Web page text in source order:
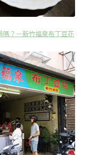
嗎？－新竹福泉布丁豆花